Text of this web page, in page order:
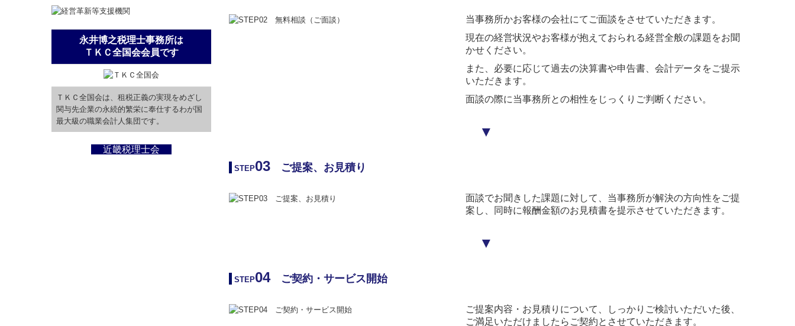
永井博之税理士事務所は
ＴＫＣ全国会会員です
ＴＫＣ全国会は、租税正義の実現をめざし
関与先企業の永続的繁栄に奉仕するわが国
最大級の職業会計人集団です。
近畿税理士会
当事務所かお客様の会社にてご面談をさせていただきます。
現在の経営状況やお客様が抱えておられる経営全般の課題をお聞
かせください。
また、必要に応じて過去の決算書や申告書、会計データをご提示
いただきます。
面談の際に当事務所との相性をじっくりご判断ください。
▼
STEP03 ご提案、お見積り
面談でお聞きした課題に対して、当事務所が解決の方向性をご提
案し、同時に報酬金額のお見積書を提示させていただきます。
▼
STEP04 ご契約・サービス開始
ご提案内容・お見積りについて、しっかりご検討いただいた後、
ご満足いただけましたらご契約とさせていただきます。